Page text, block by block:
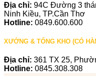
Địa chỉ: 94C Đường 3
Ninh Kiều, TP.Cần Thơ
Hotline: 0849.600.600
XƯỞNG & TỔNG KHO (CÓ
Địa chỉ: 361 TX 25,
Hotline: 0845.308.308